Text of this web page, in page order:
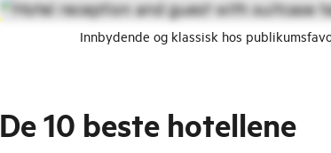
Innbydende og klassisk hos
De 10 beste hotellene